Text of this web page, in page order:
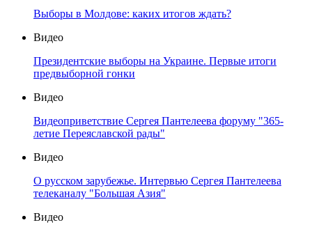
Выборы в Молдове: каких итогов ждать?
Видео
Президентские выборы на Украине. Первые итоги
предвыборной гонки
Видео
Видеоприветствие Сергея Пантелеева форуму "365-
летие Переяславской рады"
Видео
О русском зарубежье. Интервью Сергея Пантелеева
телеканалу "Большая Азия"
Видео